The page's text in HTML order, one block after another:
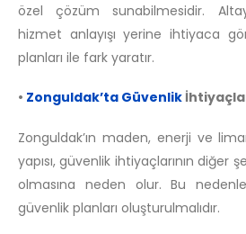
özel çözüm sunabilmesidir.
hizmet anlayışı yerine ihtiyaca
planları ile fark yaratır.
• Zonguldak’ta Güvenlik
Zonguldak’ın maden, enerji ve
yapısı, güvenlik ihtiyaçlarının diğer
olmasına neden olur. Bu
güvenlik planları oluşturulmalıdır.